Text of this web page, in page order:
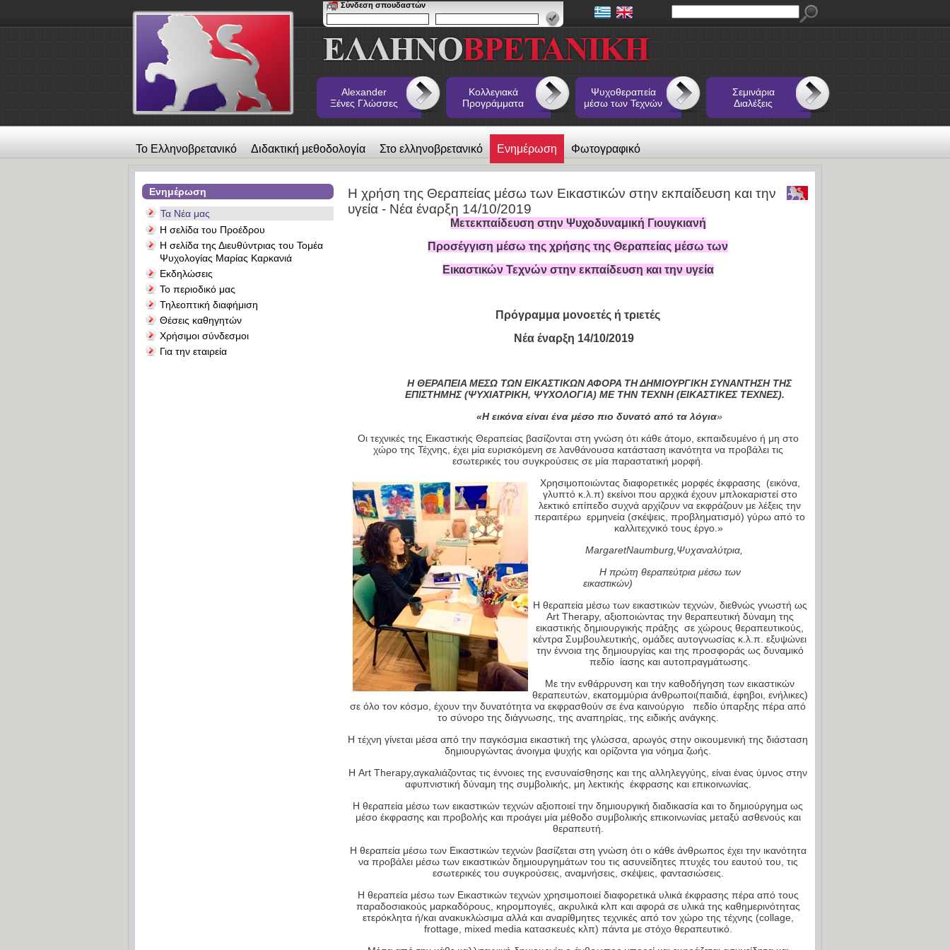
Σύνδεση σπουδαστών
Σεμινάρια
Διαλέξεις
Ψυχοθεραπεία
μέσω των Τεχνών
Κολλεγιακά
Προγράμματα
Alexander
Ξένες Γλώσσες
Το Ελληνοβρετανικό Διδακτική μεθοδολογία Στο ελληνοβρετανικό Ενημέρωση Φωτογραφικό
λεύκωμα Επικοινωνία Alexander Ξένες Γλώσσες
Ενημέρωση
Τα Νέα μας
Η σελίδα του Προέδρου
Η σελίδα της Διευθύντριας του Τομέα
Ψυχολογίας Μαρίας Καρκανιά
Εκδηλώσεις
Το περιοδικό μας
Τηλεοπτική διαφήμιση
Θέσεις καθηγητών
Χρήσιμοι σύνδεσμοι
Για την εταιρεία
Η χρήση της Θεραπείας μέσω των Εικαστικών στην εκπαίδευση και την
υγεία - Νέα έναρξη 14/10/2019
Μετεκπαίδευση στην Ψυχοδυναμική Γιουγκιανή
Προσέγγιση μέσω της χρήσης της Θεραπείας μέσω των
Εικαστικών Τεχνών στην εκπαίδευση και την υγεία
Πρόγραμμα μονοετές ή τριετές
Νέα έναρξη 14/10/2019
Η ΘΕΡΑΠΕΙΑ ΜΕΣΩ ΤΩΝ ΕΙΚΑΣΤΙΚΩΝ ΑΦΟΡΑ ΤΗ ΔΗΜΙΟΥΡΓΙΚΗ ΣΥΝΑΝΤΗΣΗ ΤΗΣ
ΕΠΙΣΤΗΜΗΣ (ΨΥΧΙΑΤΡΙΚΗ, ΨΥΧΟΛΟΓΙΑ) ΜΕ ΤΗΝ ΤΕΧΝΗ (ΕΙΚΑΣΤΙΚΕΣ ΤΕΧΝΕΣ).
«Η εικόνα είναι ένα μέσο πιο δυνατό από τα λόγια»
Οι τεχνικές της Εικαστικής Θεραπείας βασίζονται στη γνώση ότι κάθε άτομο, εκπαιδευμένο ή μη στο
χώρο της Τέχνης, έχει μία ευρισκόμενη σε λανθάνουσα κατάσταση ικανότητα να προβάλει τις
εσωτερικές του συγκρούσεις σε μία παραστατική μορφή.
Χρησιμοποιώντας διαφορετικές μορφές έκφρασης (εικόνα,
γλυπτό κ.λ.π) εκείνοι που αρχικά έχουν μπλοκαριστεί στο
λεκτικό επίπεδο συχνά αρχίζουν να εκφράζουν με λέξεις την
περαιτέρω ερμηνεία (σκέψεις, προβληματισμό) γύρω από το
καλλιτεχνικό τους έργο.»
MargaretNaumburg,Ψυχαναλύτρια,
Η πρώτη θεραπεύτρια μέσω των
εικαστικών)
Η θεραπεία μέσω των εικαστικών τεχνών, διεθνώς γνωστή ως
Art Therapy, αξιοποιώντας την θεραπευτική δύναμη της
εικαστικής δημιουργικής πράξης σε χώρους θεραπευτικούς,
κέντρα Συμβουλευτικής, ομάδες αυτογνωσίας κ.λ.π. εξυψώνει
την έννοια της δημιουργίας και της προσφοράς ως δυναμικό
πεδίο ίασης και αυτοπραγμάτωσης.
Με την ενθάρρυνση και την καθοδήγηση των εικαστικών
θεραπευτών, εκατομμύρια άνθρωποι(παιδιά, έφηβοι, ενήλικες)
σε όλο τον κόσμο, έχουν την δυνατότητα να εκφρασθούν σε ένα καινούργιο πεδίο ύπαρξης πέρα από
το σύνορο της διάγνωσης, της αναπηρίας, της ειδικής ανάγκης.
Η τέχνη γίνεται μέσα από την παγκόσμια εικαστική της γλώσσα, αρωγός στην οικουμενική της διάσταση
δημιουργώντας άνοιγμα ψυχής και ορίζοντα για νόημα ζωής.
Η Art Therapy,αγκαλιάζοντας τις έννοιες της ενσυναίσθησης και της αλληλεγγύης, είναι ένας ύμνος στην
αφυπνιστική δύναμη της συμβολικής, μη λεκτικής έκφρασης και επικοινωνίας.
Η θεραπεία μέσω των εικαστικών τεχνών αξιοποιεί την δημιουργική διαδικασία και το δημιούργημα ως
μέσο έκφρασης και προβολής και προάγει μία μέθοδο συμβολικής επικοινωνίας μεταξύ ασθενούς και
θεραπευτή.
Η θεραπεία μέσω των Εικαστικών τεχνών βασίζεται στη γνώση ότι ο κάθε άνθρωπος έχει την ικανότητα
να προβάλει μέσω των εικαστικών δημιουργημάτων του τις ασυνείδητες πτυχές του εαυτού του, τις
εσωτερικές του συγκρούσεις, αναμνήσεις, σκέψεις, φαντασιώσεις.
Η θεραπεία μέσω των Εικαστικών τεχνών χρησιμοποιεί διαφορετικά υλικά έκφρασης πέρα από τους
παραδοσιακούς μαρκαδόρους, κηρομπογιές, ακρυλικά κλπ και αφορά σε υλικά της καθημερινότητας
ετερόκλητα ή/και ανακυκλώσιμα αλλά και αναρίθμητες τεχνικές από τον χώρο της τέχνης (collage,
frottage, mixed media κατασκευές κλπ) πάντα με στόχο θεραπευτικό.